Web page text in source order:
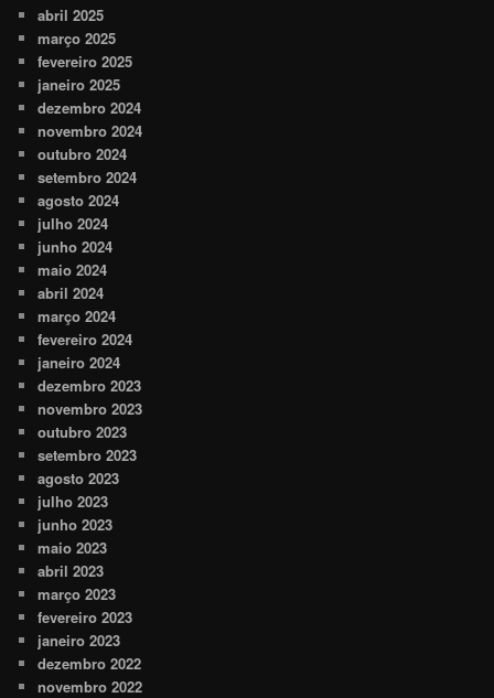
abril 2025
março 2025
fevereiro 2025
janeiro 2025
dezembro 2024
novembro 2024
outubro 2024
setembro 2024
agosto 2024
julho 2024
junho 2024
maio 2024
abril 2024
março 2024
fevereiro 2024
janeiro 2024
dezembro 2023
novembro 2023
outubro 2023
setembro 2023
agosto 2023
julho 2023
junho 2023
maio 2023
abril 2023
março 2023
fevereiro 2023
janeiro 2023
dezembro 2022
novembro 2022